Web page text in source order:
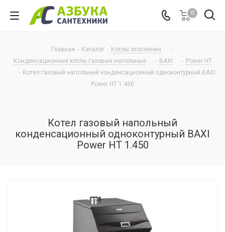
0
Главная - Каталог - Котлы отопления
-
Конденсационные котлы газовые напольные
- BAXI - Power HT
- Котел газовый напольный конденсационный одноконтурный BAXI
Power HT 1.450
Котел газовый напольный
конденсационный одноконтурный BAXI
Power HT 1.450